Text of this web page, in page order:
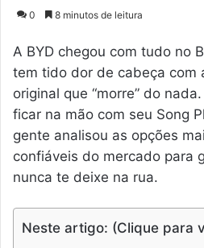
0 8 minutos de leitura
A BYD chegou com tudo no
tem tido dor de cabeça
original que “morre” do
ficar na mão com seu Song
gente analisou as opções
confiáveis do mercado para
nunca te deixe na rua.
Neste artigo: (Clique para